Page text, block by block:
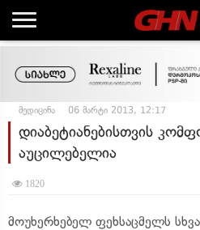
მედიცინა 06 მარტი 2013, 12:17
დიაბეტიანებისთვის
აუცილებელია
1820
მოუხერხებელ ფეხსაცმელს